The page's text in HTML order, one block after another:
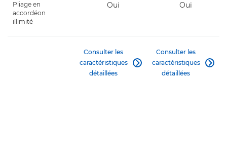
Pliage en
accordéon
illimité
Oui Oui
Consulter les
caractéristiques
détaillées

Consulter les
caractéristiques
détaillées
